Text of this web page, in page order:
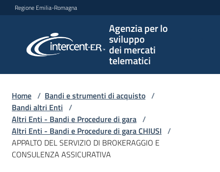
Vai al contenuto
Vai alla navigazione
Vai al footer
Regione Emilia-Romagna
Agenzia per lo
sviluppo
dei mercati
telematici
per lo
sviluppo
telematici
L'Agenzia
Home / Bandi e strumenti di acquisto /
Bandi altri Enti /
Altri Enti - Bandi e Procedure di gara /
Altri Enti - Bandi e Procedure di gara CHIUSI /
APPALTO DEL SERVIZIO DI BROKERAGGIO E
CONSULENZA ASSICURATIVA